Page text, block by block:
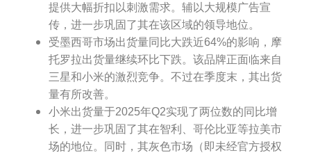
提供大幅折扣以刺激需求。辅以大规模广告宣
传，进一步巩固了其在该区域的领导地位。
受墨西哥市场出货量同比大跌近64%的影响，摩
托罗拉出货量继续环比下跌。该品牌正面临来自
三星和小米的激烈竞争。不过在季度末，其出货
量有所改善。
小米出货量于2025年Q2实现了两位数的同比增
长，进一步巩固了其在智利、哥伦比亚等拉美市
场的地位。同时，其灰色市场（即未经官方授权